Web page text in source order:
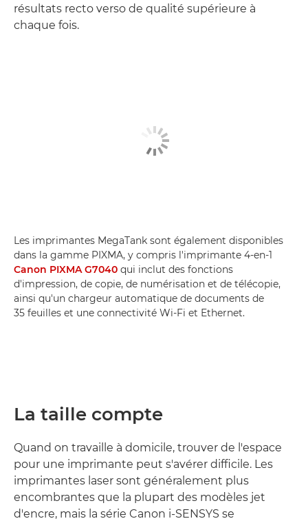
résultats recto verso de qualité supérieure à
chaque fois.
Les imprimantes MegaTank sont également disponibles
dans la gamme PIXMA, y compris l'imprimante 4-en-1
Canon PIXMA G7040 qui inclut des fonctions
d'impression, de copie, de numérisation et de télécopie,
ainsi qu'un chargeur automatique de documents de
35 feuilles et une connectivité Wi-Fi et Ethernet.
La taille compte
Quand on travaille à domicile, trouver de l'espace
pour une imprimante peut s'avérer difficile. Les
imprimantes laser sont généralement plus
encombrantes que la plupart des modèles jet
d'encre, mais la série Canon i-SENSYS se